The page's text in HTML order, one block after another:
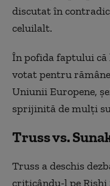
discutat în
celuilalt.
În pofida faptului că
votat pentru
Uniunii Europene,
sprijinită de mulţi
Truss vs.
Truss a deschis
criticându-l pe Rishi